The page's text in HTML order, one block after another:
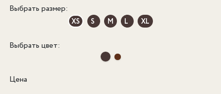
Выбрать размер:
XS S M L XL
Выбрать цвет:
Цена